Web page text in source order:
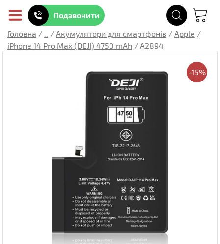
Подзвонити
Головна / .. / Акумулятори для смартфонів / Apple /
iPhone 14 Pro Max (DEJI) 4750 mAh / A2894
-15%